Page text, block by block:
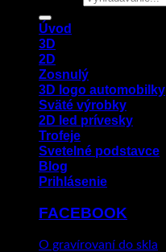
Úvod
3D
2D
Zosnulý
3D logo automobilky
Sväté výrobky
2D led prívesky
Trofeje
Svetelné podstavce
Blog
Prihlásenie
FACEBOOK
O gravírovaní do skla